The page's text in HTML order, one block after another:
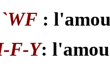
:
F-Y: